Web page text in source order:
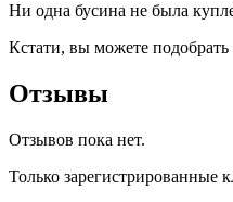
Ни одна бусина не была
Кстати, вы можете
Отзывы
Отзывов пока нет.
Только зарегистрированные